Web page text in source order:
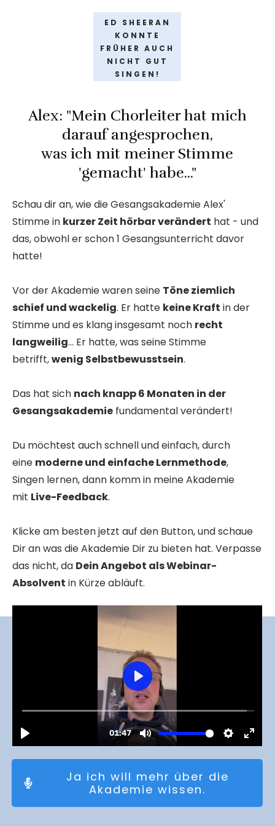
ED SHEERAN
KONNTE
FRÜHER AUCH
NICHT GUT
SINGEN!
Alex: "Mein Chorleiter hat mich
darauf angesprochen,
was ich mit meiner Stimme
'gemacht' habe..."
Schau dir an, wie die Gesangsakademie Alex'
Stimme in kurzer Zeit hörbar verändert hat - und
das, obwohl er schon 1 Gesangsunterricht davor
hatte!
Vor der Akademie waren seine Töne ziemlich
schief und wackelig. Er hatte keine Kraft in der
Stimme und es klang insgesamt noch recht
langweilig... Er hatte, was seine Stimme
betrifft,wenig Selbstbewusstsein.
Das hat sich nach knapp 6 Monaten in der
Gesangsakademie fundamental verändert!
Du möchtest auch schnell und einfach, durch
eine moderne und einfache Lernmethode,
Singen lernen, dann komm in meine Akademie
mit Live-Feedback.
Klicke am besten jetzt auf den Button, und schaue
Dir an was die Akademie Dir zu bieten hat. Verpasse
das nicht, da Dein Angebot als Webinar-
Absolvent in Kürze abläuft.
Ja ich will mehr über die
Akademie wissen.